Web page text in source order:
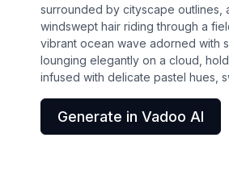
surrounded by cityscape outlines,
windswept hair riding through a
vibrant ocean wave adorned with
lounging elegantly on a cloud,
infused with delicate pastel hues,
Generate in Vadoo AI